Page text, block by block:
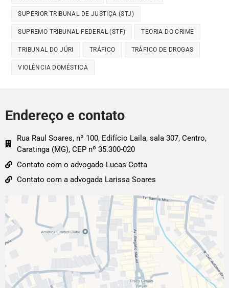
SUPERIOR TRIBUNAL DE JUSTIÇA (STJ)
SUPREMO TRIBUNAL FEDERAL (STF) TEORIA DO CRIME
TRIBUNAL DO JÚRI TRÁFICO TRÁFICO DE DROGAS
VIOLÊNCIA DOMÉSTICA
Endereço e contato
Rua Raul Soares, nº 100, Edifício Laila, sala 307, Centro,
Caratinga (MG), CEP nº 35.300-020
Contato com o advogado Lucas Cotta
Contato com a advogada Larissa Soares